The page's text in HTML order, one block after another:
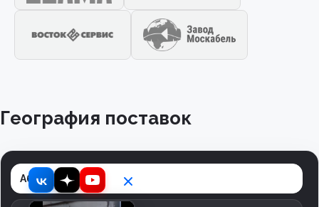
География поставок
Абинск